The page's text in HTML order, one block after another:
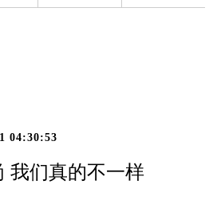
04:30:53
我们真的不一样